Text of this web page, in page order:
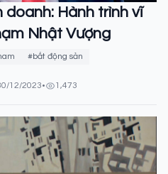
Hành trình vĩ
Nhật Vượng
#bất động sản
12/2023• 1,473